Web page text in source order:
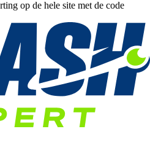
op de hele site met de code